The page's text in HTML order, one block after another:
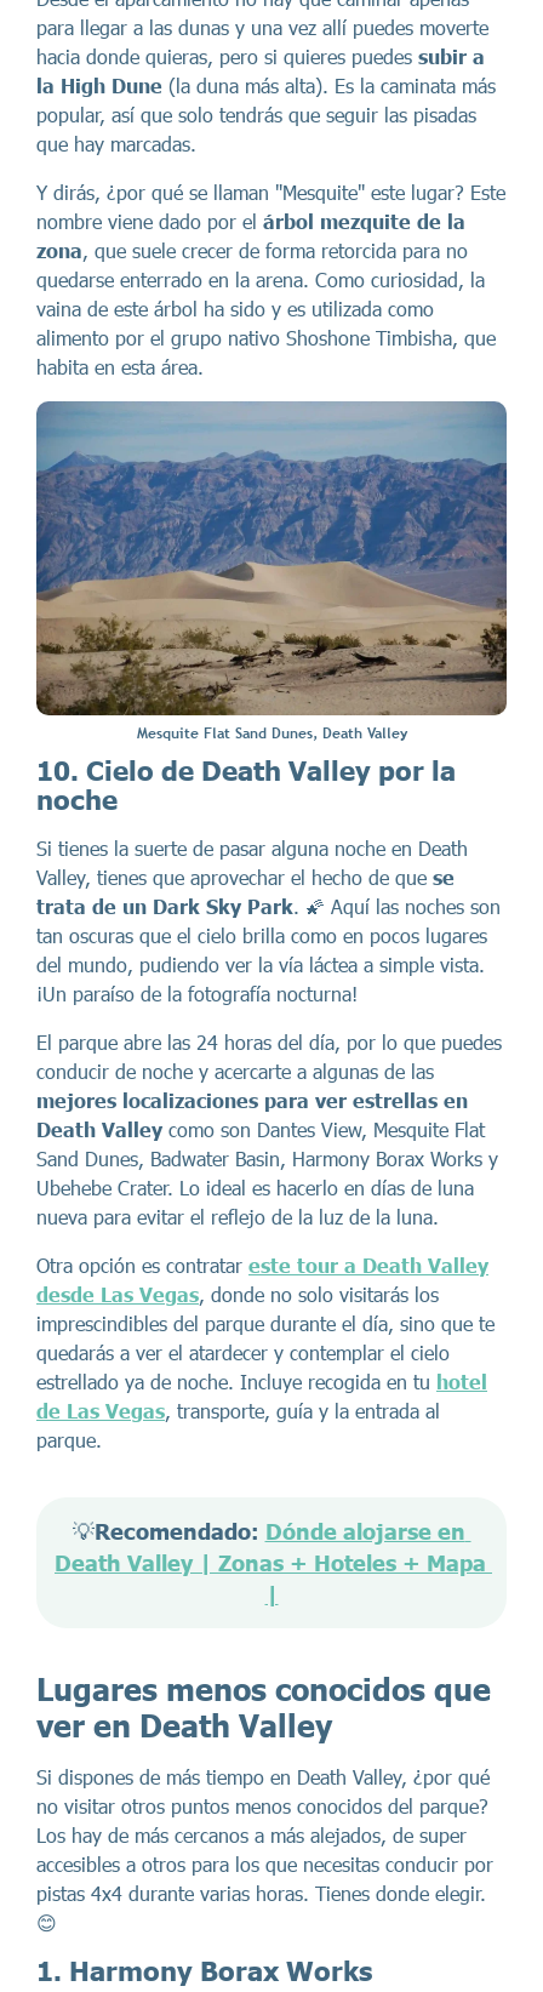
para llegar a las dunas y una vez allí puedes moverte
hacia donde quieras, pero si quieres puedes subir a
la High Dune (la duna más alta). Es la caminata más
popular, así que solo tendrás que seguir las pisadas
que hay marcadas.
Y dirás, ¿por qué se llaman "Mesquite" este lugar? Este
nombre viene dado por el árbol mezquite de la
zona, que suele crecer de forma retorcida para no
quedarse enterrado en la arena. Como curiosidad, la
vaina de este árbol ha sido y es utilizada como
alimento por el grupo nativo Shoshone Timbisha, que
habita en esta área.
Mesquite Flat Sand Dunes, Death Valley
10. Cielo de Death Valley por la
noche
Si tienes la suerte de pasar alguna noche en Death
Valley, tienes que aprovechar el hecho de que se
trata de un Dark Sky Park. 🌠 Aquí las noches son
tan oscuras que el cielo brilla como en pocos lugares
del mundo, pudiendo ver la vía láctea a simple vista.
¡Un paraíso de la fotografía nocturna!
El parque abre las 24 horas del día, por lo que puedes
conducir de noche y acercarte a algunas de las
mejores localizaciones para ver estrellas en
Death Valley como son Dantes View, Mesquite Flat
Sand Dunes, Badwater Basin, Harmony Borax Works y
Ubehebe Crater. Lo ideal es hacerlo en días de luna
nueva para evitar el reflejo de la luz de la luna.
Otra opción es contratar este tour a Death Valley
desde Las Vegas, donde no solo visitarás los
imprescindibles del parque durante el día, sino que te
quedarás a ver el atardecer y contemplar el cielo
estrellado ya de noche. Incluye recogida en tu hotel
de Las Vegas, transporte, guía y la entrada al
parque.
💡Recomendado: Dónde alojarse en
Death Valley | Zonas + Hoteles + Mapa
|
Lugares menos conocidos que
ver en Death Valley
Si dispones de más tiempo en Death Valley, ¿por qué
no visitar otros puntos menos conocidos del parque?
Los hay de más cercanos a más alejados, de super
accesibles a otros para los que necesitas conducir por
pistas 4x4 durante varias horas. Tienes donde elegir.
😊
1. Harmony Borax Works